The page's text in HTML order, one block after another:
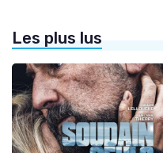
Les plus lus